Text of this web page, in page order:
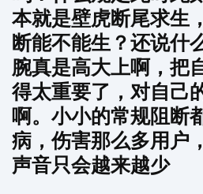
本就是壁虎断尾求生
断能不能生？还说什
腕真是高大上啊，把
得太重要了，对自己
啊。小小的常规阻断
病，伤害那么多用户
声音只会越来越少